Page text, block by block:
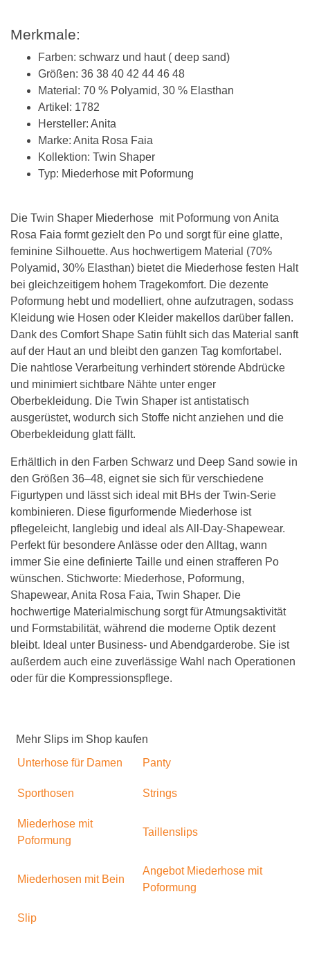
Merkmale:
Farben: schwarz und haut ( deep sand)
Größen: 36 38 40 42 44 46 48
Material: 70 % Polyamid, 30 % Elasthan
Artikel: 1782
Hersteller: Anita
Marke: Anita Rosa Faia
Kollektion: Twin Shaper
Typ: Miederhose mit Poformung
Die Twin Shaper Miederhose mit Poformung von Anita
Rosa Faia formt gezielt den Po und sorgt für eine glatte,
feminine Silhouette. Aus hochwertigem Material (70%
Polyamid, 30% Elasthan) bietet die Miederhose festen Halt
bei gleichzeitigem hohem Tragekomfort. Die dezente
Poformung hebt und modelliert, ohne aufzutragen, sodass
Kleidung wie Hosen oder Kleider makellos darüber fallen.
Dank des Comfort Shape Satin fühlt sich das Material sanft
auf der Haut an und bleibt den ganzen Tag komfortabel.
Die nahtlose Verarbeitung verhindert störende Abdrücke
und minimiert sichtbare Nähte unter enger
Oberbekleidung. Die Twin Shaper ist antistatisch
ausgerüstet, wodurch sich Stoffe nicht anziehen und die
Oberbekleidung glatt fällt.
Erhältlich in den Farben Schwarz und Deep Sand sowie in
den Größen 36–48, eignet sie sich für verschiedene
Figurtypen und lässt sich ideal mit BHs der Twin-Serie
kombinieren. Diese figurformende Miederhose ist
pflegeleicht, langlebig und ideal als All-Day-Shapewear.
Perfekt für besondere Anlässe oder den Alltag, wann
immer Sie eine definierte Taille und einen strafferen Po
wünschen. Stichworte: Miederhose, Poformung,
Shapewear, Anita Rosa Faia, Twin Shaper. Die
hochwertige Materialmischung sorgt für Atmungsaktivität
und Formstabilität, während die moderne Optik dezent
bleibt. Ideal unter Business- und Abendgarderobe. Sie ist
außerdem auch eine zuverlässige Wahl nach Operationen
oder für die Kompressionspflege.
Mehr Slips im Shop kaufen
Unterhose für Damen
Panty
Sporthosen Strings
Miederhose mit
Poformung
Taillenslips
Miederhosen mit Bein
Angebot Miederhose mit
Poformung
Slip